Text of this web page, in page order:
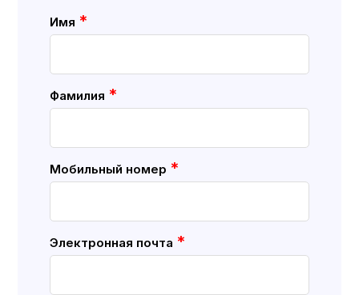
Имя *
Фамилия *
Мобильный номер *
Электронная почта *